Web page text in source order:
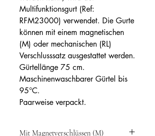
Multifunktionsgurt (Ref:
RFM23000) verwendet. Die Gurte
können mit einem magnetischen
(M) oder mechanischen (RL)
Verschlusssatz ausgestattet werden.
Gürtellänge 75 cm.
Maschinenwaschbarer Gürtel bis
95°C.
Paarweise verpackt.
Mit Magnetverschlüssen (M)